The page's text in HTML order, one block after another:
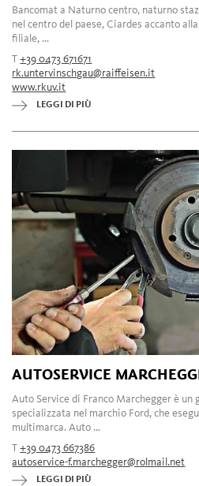
Bancomat a Naturno centro, naturno
nel centro del paese, Ciardes accanto
filiale, ...
T+39 0473 671671
rk.untervinschgau@raiffeisen.it
www.rkuv.it
LEGGI DI PIÙ
AUTOSERVICE
Auto Service di Franco Marchegger è un
specializzata nel marchio Ford, che
multimarca. Auto ...
T+39 0473 667386
autoservice-f.marchegger@rolmail.net
LEGGI DI PIÙ